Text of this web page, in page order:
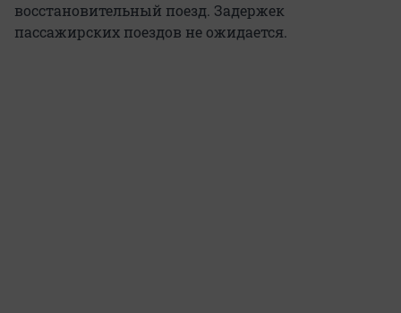
восстановительный поезд. Задержек
пассажирских поездов не ожидается.